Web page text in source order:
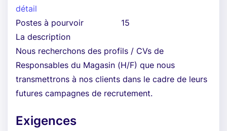
détail
Postes à pourvoir
15
La description
Nous recherchons des profils / CVs de
Responsables du Magasin (H/F) que nous
transmettrons à nos clients dans le cadre de leurs
futures campagnes de recrutement.
Exigences